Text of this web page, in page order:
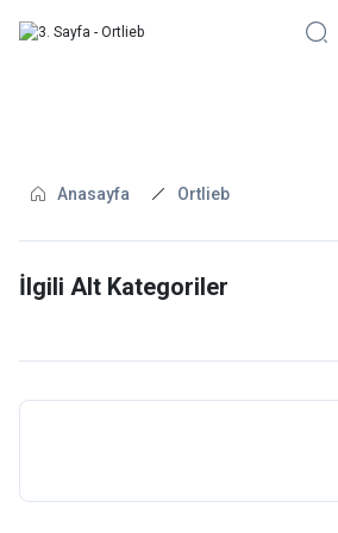
Anasayfa Ortlieb
İlgili Alt Kategoriler